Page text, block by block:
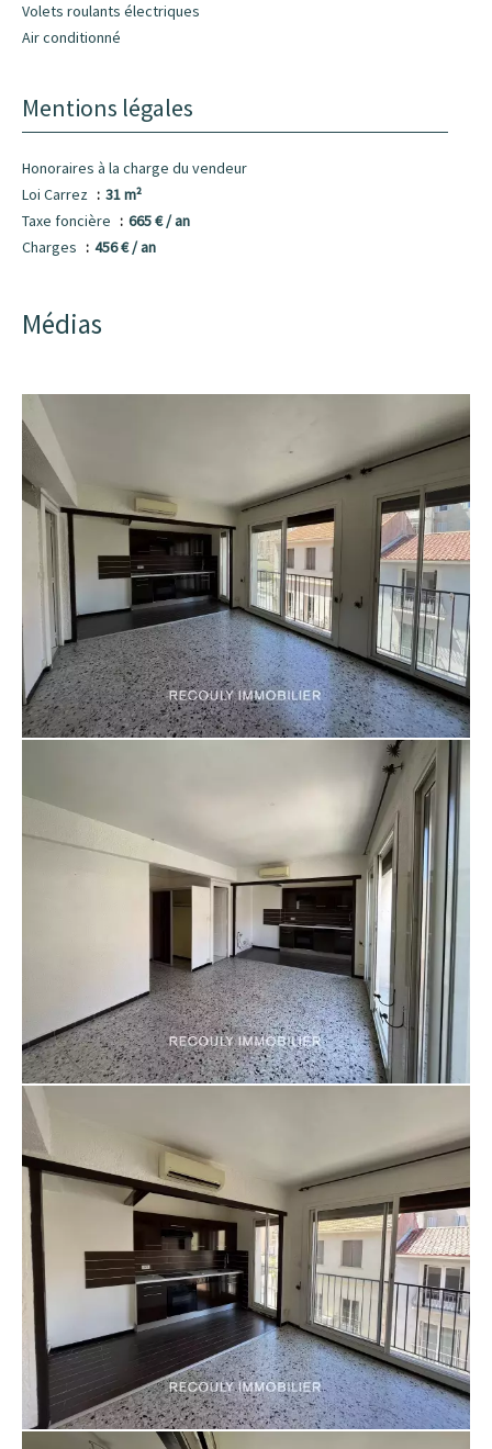
Volets roulants électriques
Air conditionné
Mentions légales
Honoraires à la charge du vendeur
Loi Carrez
31 m²
Taxe foncière
665 € / an
Charges
456 € / an
Médias